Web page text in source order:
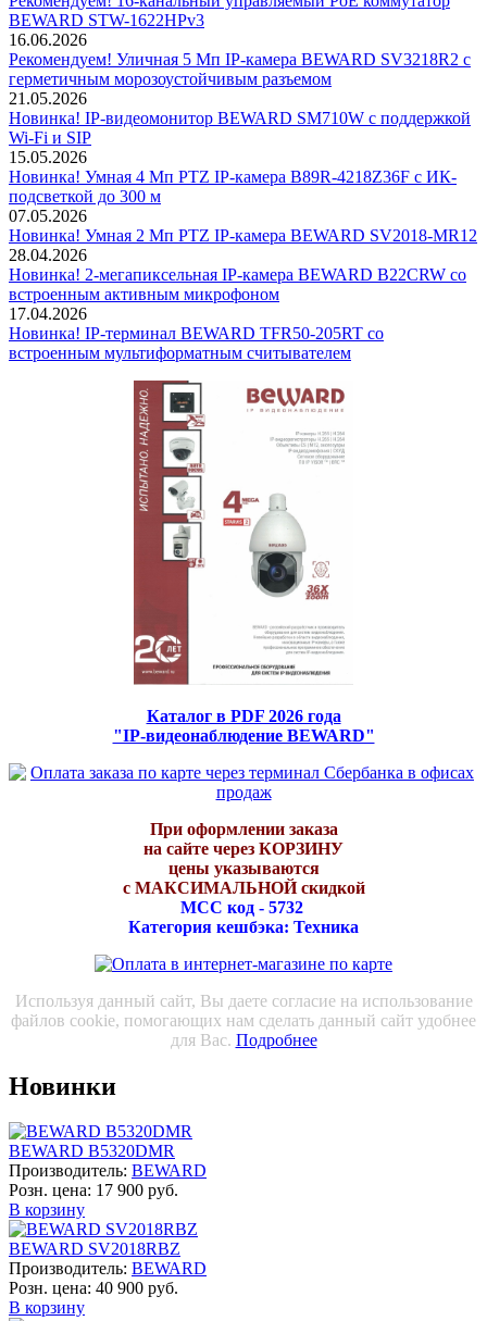
BEWARD STW-1622HPv3
16.06.2026
Рекомендуем! Уличная 5 Мп IP-камера BEWARD SV3218R2 с
герметичным морозоустойчивым разъемом
21.05.2026
Новинка! IP-видеомонитор BEWARD SM710W с поддержкой
Wi-Fi и SIP
15.05.2026
Новинка! Умная 4 Мп PTZ IP-камера B89R-4218Z36F с ИК-
подсветкой до 300 м
07.05.2026
Новинка! Умная 2 Мп PTZ IP-камера BEWARD SV2018-MR12
28.04.2026
Новинка! 2-мегапиксельная IP-камера BEWARD B22CRW со
встроенным активным микрофоном
17.04.2026
Новинка! IP-терминал BEWARD TFR50-205RT со
встроенным мультиформатным считывателем
Каталог в PDF 2026 года
"IP-видеонаблюдение BEWARD"
При оформлении заказа
на сайте через КОРЗИНУ
цены указываются
с МАКСИМАЛЬНОЙ скидкой
МСС код - 5732
Категория кешбэка: Техника
Используя данный сайт, Вы даете согласие на использование
файлов cookie, помогающих нам сделать данный сайт удобнее
для Вас. Подробнее
Новинки
BEWARD B5320DMR
Производитель: BEWARD
Розн. цена: 17 900 руб.
В корзину
BEWARD SV2018RBZ
Производитель: BEWARD
Розн. цена: 40 900 руб.
В корзину